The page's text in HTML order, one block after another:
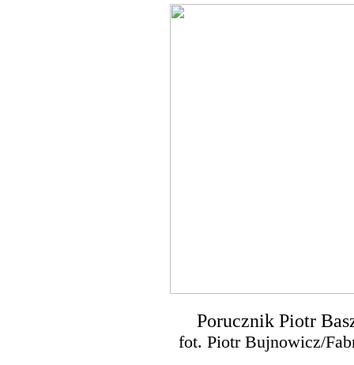
Porucznik Piotr
fot. Piotr Bujnowicz/